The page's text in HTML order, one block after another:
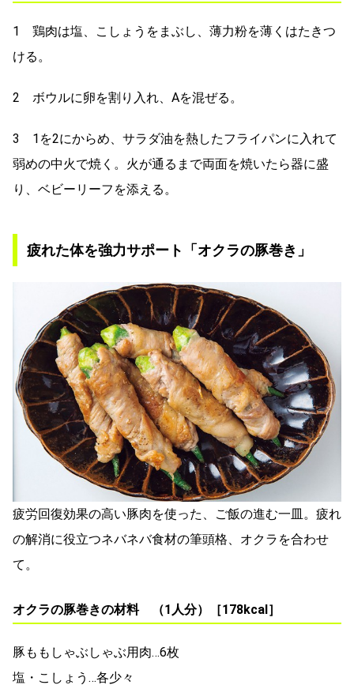
1 鶏肉は塩、こしょうをまぶし、薄力粉を薄くはたきつ
ける。
2 ボウルに卵を割り入れ、Aを混ぜる。
3 1を2にからめ、サラダ油を熱したフライパンに入れて
弱めの中火で焼く。火が通るまで両面を焼いたら器に盛
り、ベビーリーフを添える。
疲れた体を強力サポート「オクラの豚巻き」
疲労回復効果の高い豚肉を使った、ご飯の進む一皿。疲れ
の解消に役立つネバネバ食材の筆頭格、オクラを合わせ
て。
オクラの豚巻きの材料 （1人分）［178kcal］
豚ももしゃぶしゃぶ用肉…6枚
塩・こしょう…各少々